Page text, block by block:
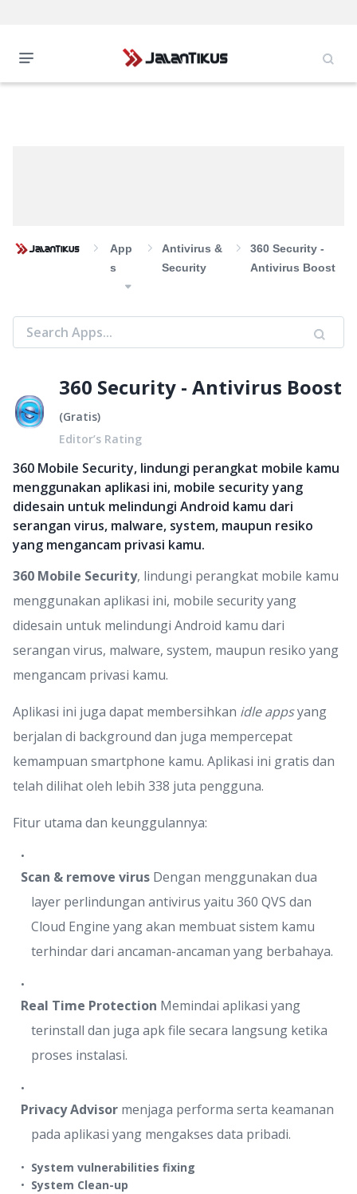
App
S
Antivirus &
Security
360 Security -
Antivirus Boost
360 Security - Antivirus Boost
(Gratis)
Editor’s Rating
360 Mobile Security, lindungi perangkat mobile kamu
menggunakan aplikasi ini, mobile security yang
didesain untuk melindungi Android kamu dari
serangan virus, malware, system, maupun resiko
yang mengancam privasi kamu.
360 Mobile Security, lindungi perangkat mobile kamu
menggunakan aplikasi ini, mobile security yang
didesain untuk melindungi Android kamu dari
serangan virus, malware, system, maupun resiko yang
mengancam privasi kamu.
Aplikasi ini juga dapat membersihkan idle appsyang
berjalan di background dan juga mempercepat
kemampuan smartphone kamu. Aplikasi ini gratis dan
telah dilihat oleh lebih 338 juta pengguna.
Fitur utama dan keunggulannya:
Scan & remove virus Dengan menggunakan dua
layer perlindungan antivirus yaitu 360 QVS dan
Cloud Engine yang akan membuat sistem kamu
terhindar dari ancaman-ancaman yang berbahaya.
Real Time Protection Memindai aplikasi yang
terinstall dan juga apk file secara langsung ketika
proses instalasi.
Privacy Advisor menjaga performa serta keamanan
pada aplikasi yang mengakses data pribadi.
System vulnerabilities fixing
System Clean-up